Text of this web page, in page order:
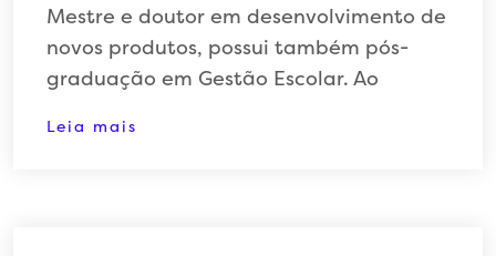
Mestre e doutor em desenvolvimento de
novos produtos, possui também pós-
graduação em Gestão Escolar. Ao
Leia mais